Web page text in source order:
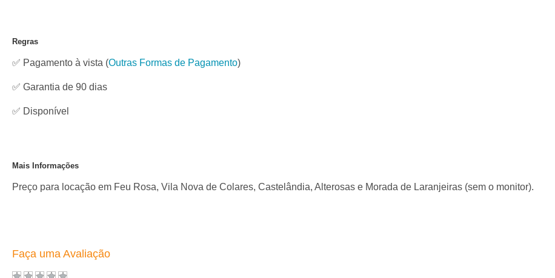
Regras
✅ Pagamento à vista (Outras Formas de Pagamento)
✅ Garantia de 90 dias
✅ Disponível
Mais Informações
Preço para locação em Feu Rosa, Vila Nova de Colares, Castelândia, Alterosas e Morada de Laranjeiras (sem o monitor).
Faça uma Avaliação